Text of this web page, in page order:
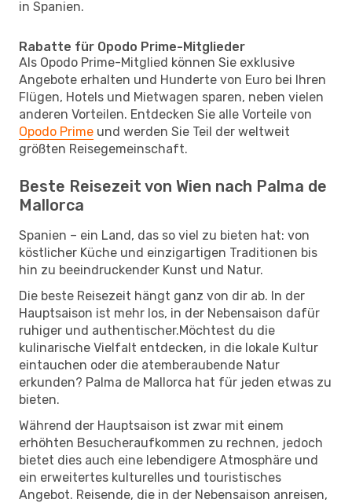
in Spanien.
Rabatte für Opodo Prime-Mitglieder
Als Opodo Prime-Mitglied können Sie exklusive
Angebote erhalten und Hunderte von Euro bei Ihren
Flügen, Hotels und Mietwagen sparen, neben vielen
anderen Vorteilen. Entdecken Sie alle Vorteile von
Opodo Prime und werden Sie Teil der weltweit
größten Reisegemeinschaft.
Beste Reisezeit von Wien nach Palma de
Mallorca
Spanien – ein Land, das so viel zu bieten hat: von
köstlicher Küche und einzigartigen Traditionen bis
hin zu beeindruckender Kunst und Natur.
Die beste Reisezeit hängt ganz von dir ab. In der
Hauptsaison ist mehr los, in der Nebensaison dafür
ruhiger und authentischer.Möchtest du die
kulinarische Vielfalt entdecken, in die lokale Kultur
eintauchen oder die atemberaubende Natur
erkunden? Palma de Mallorca hat für jeden etwas zu
bieten.
Während der Hauptsaison ist zwar mit einem
erhöhten Besucheraufkommen zu rechnen, jedoch
bietet dies auch eine lebendigere Atmosphäre und
ein erweitertes kulturelles und touristisches
Angebot. Reisende, die in der Nebensaison anreisen,